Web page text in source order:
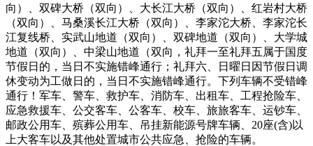
向）、双碑大桥（双向）、大长江大桥（双向）、红岩村大桥
（双向）、马桑溪长江大桥（双向）、李家沱大桥、李家沱长
江复线桥、实武山地道（双向）、双碑地道（双向）、大学城
地道（双向）、中梁山地道（双向，礼拜一至礼拜五属于国度
节假日的，当日不实施错峰通行；礼拜六、日曜日因节假日调
休变动为工做日的，当日不实施错峰通行。下列车辆不受错峰
通行！军车、警车、救护车、消防车、出租车、工程抢险车、
应急救援车、公交客车、公客车、校车、旅旅客车、运钞车、
邮政公用车、殡葬公用车、吊挂新能源号牌车辆、20座(含)以
上大客车以及其他处置城市公共应急、抢险的车辆。